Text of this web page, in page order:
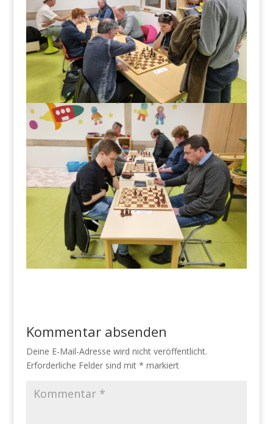
Kommentar absenden
Deine E-Mail-Adresse wird nicht veröffentlicht.
Erforderliche Felder sind mit * markiert